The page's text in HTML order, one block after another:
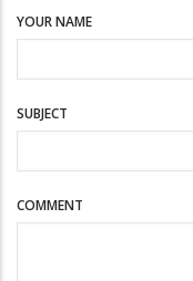
YOUR NAME
SUBJECT
COMMENT